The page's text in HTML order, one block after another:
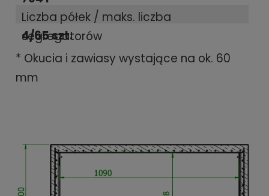
Liczba półek / maks. liczba
segregatorów
4/65 szt.
* Okucia i zawiasy wystające na ok. 60
mm